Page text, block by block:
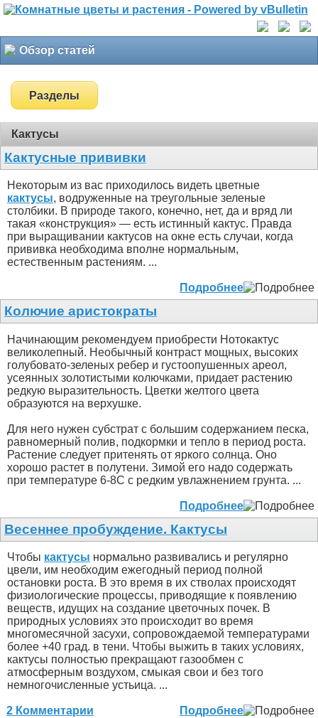
Обзор статей
Разделы
Кактусы
Кактусные прививки
Некоторым из вас приходилось видеть цветные
кактусы, водруженные на треугольные зеленые
столбики. В природе такого, конечно, нет, да и вряд ли
такая «конструкция» — есть истинный кактус. Правда
при выращивании кактусов на окне есть случаи, когда
прививка необходима вполне нормальным,
естественным растениям. ...
Подробнее
Колючие аристократы
Начинающим рекомендуем приобрести Нотокактус
великолепный. Необычный контраст мощных, высоких
голубовато-зеленых ребер и густоопушенных ареол,
усеянных золотистыми колючками, придает растению
редкую выразительность. Цветки желтого цвета
образуются на верхушке.
Для него нужен субстрат с большим содержанием песка,
равномерный полив, подкормки и тепло в период роста.
Растение следует притенять от яркого солнца. Оно
хорошо растет в полутени. Зимой его надо содержать
при температуре 6-8С с редким увлажнением грунта. ...
Подробнее
Весеннее пробуждение. Кактусы
Чтобы кактусы нормально развивались и регулярно
цвели, им необходим ежегодный период полной
остановки роста. В это время в их стволах происходят
физиологические процессы, приводящие к появлению
веществ, идущих на создание цветочных почек. В
природных условиях это происходит во время
многомесячной засухи, сопровождаемой температурами
более +40 град. в тени. Чтобы выжить в таких условиях,
кактусы полностью прекращают газообмен с
атмосферным воздухом, смыкая свои и без того
немногочисленные устьица. ...
2 Комментарии Подробнее